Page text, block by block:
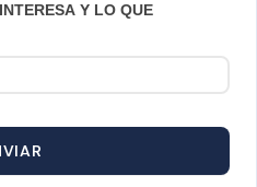
Y LO QUE